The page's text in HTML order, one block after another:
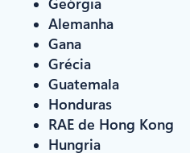
Alemanha
Gana
Grécia
Guatemala
Honduras
RAE de Hong Kong
Hungria